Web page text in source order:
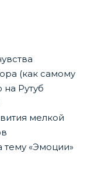
(как самому
на Рутуб
мелкой
«Эмоции»